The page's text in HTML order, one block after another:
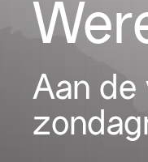
Aan de